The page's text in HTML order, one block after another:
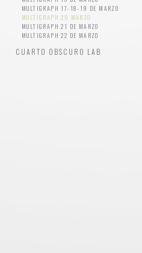
MULTIGRAPH 17-18-19 DE MARZO
MULTIGRAPH 20 MARZO
MULTIGRAPH 21 DE MARZO
MULTIGRAPH 22 DE MARZO
CUARTO OBSCURO LAB